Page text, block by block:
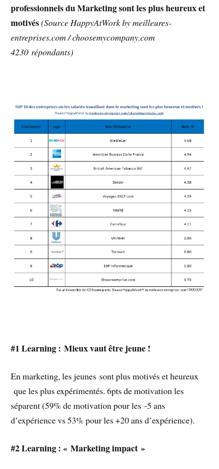
professionnels du Marketing sont les plus heureux et
motivés(Source HappyAtWork by meilleures-
entreprises.com / choosemycompany.com
4230 répondants)
#1 Learning : Mieux vaut être jeune !
En marketing, les jeunes sont plus motivés et heureux
que les plus expérimentés. 6pts de motivation les
séparent (59% de motivation pour les -5 ans
d’expérience vs 53% pour les +20 ans d’expérience).
#2 Learning : « Marketing impact »